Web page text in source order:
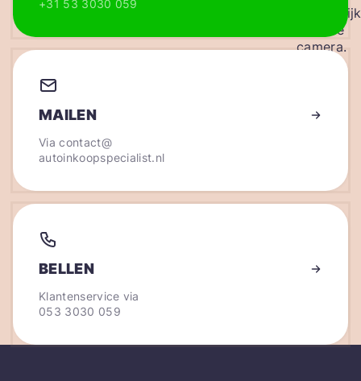
+31 53 3030 059
MAILEN
Viacontact@
autoinkoopspecialist.nl
BELLEN
Klantenservice via
053 3030 059